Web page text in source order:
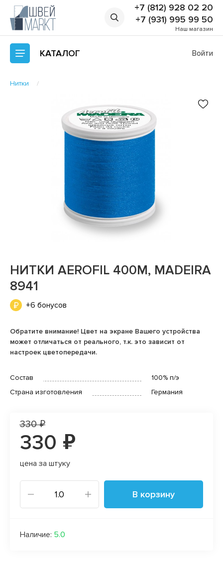
+7 (812) 928 02 20
+7 (931) 995 99 50
Наш магазин
КАТАЛОГ Войти
Нитки
НИТКИ AEROFIL 400М, MADEIRA
8941
+6 бонусов
Обратите внимание! Цвет на экране Вашего устройства
может отличаться от реального, т.к. это зависит от
настроек цветопередачи.
Состав
100% п/э
Страна изготовления
Германия
330 ₽
330 ₽
цена за штуку
В корзину
Наличие: 5.0